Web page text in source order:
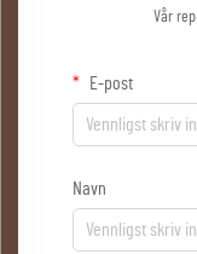
Vår
E-post
Navn